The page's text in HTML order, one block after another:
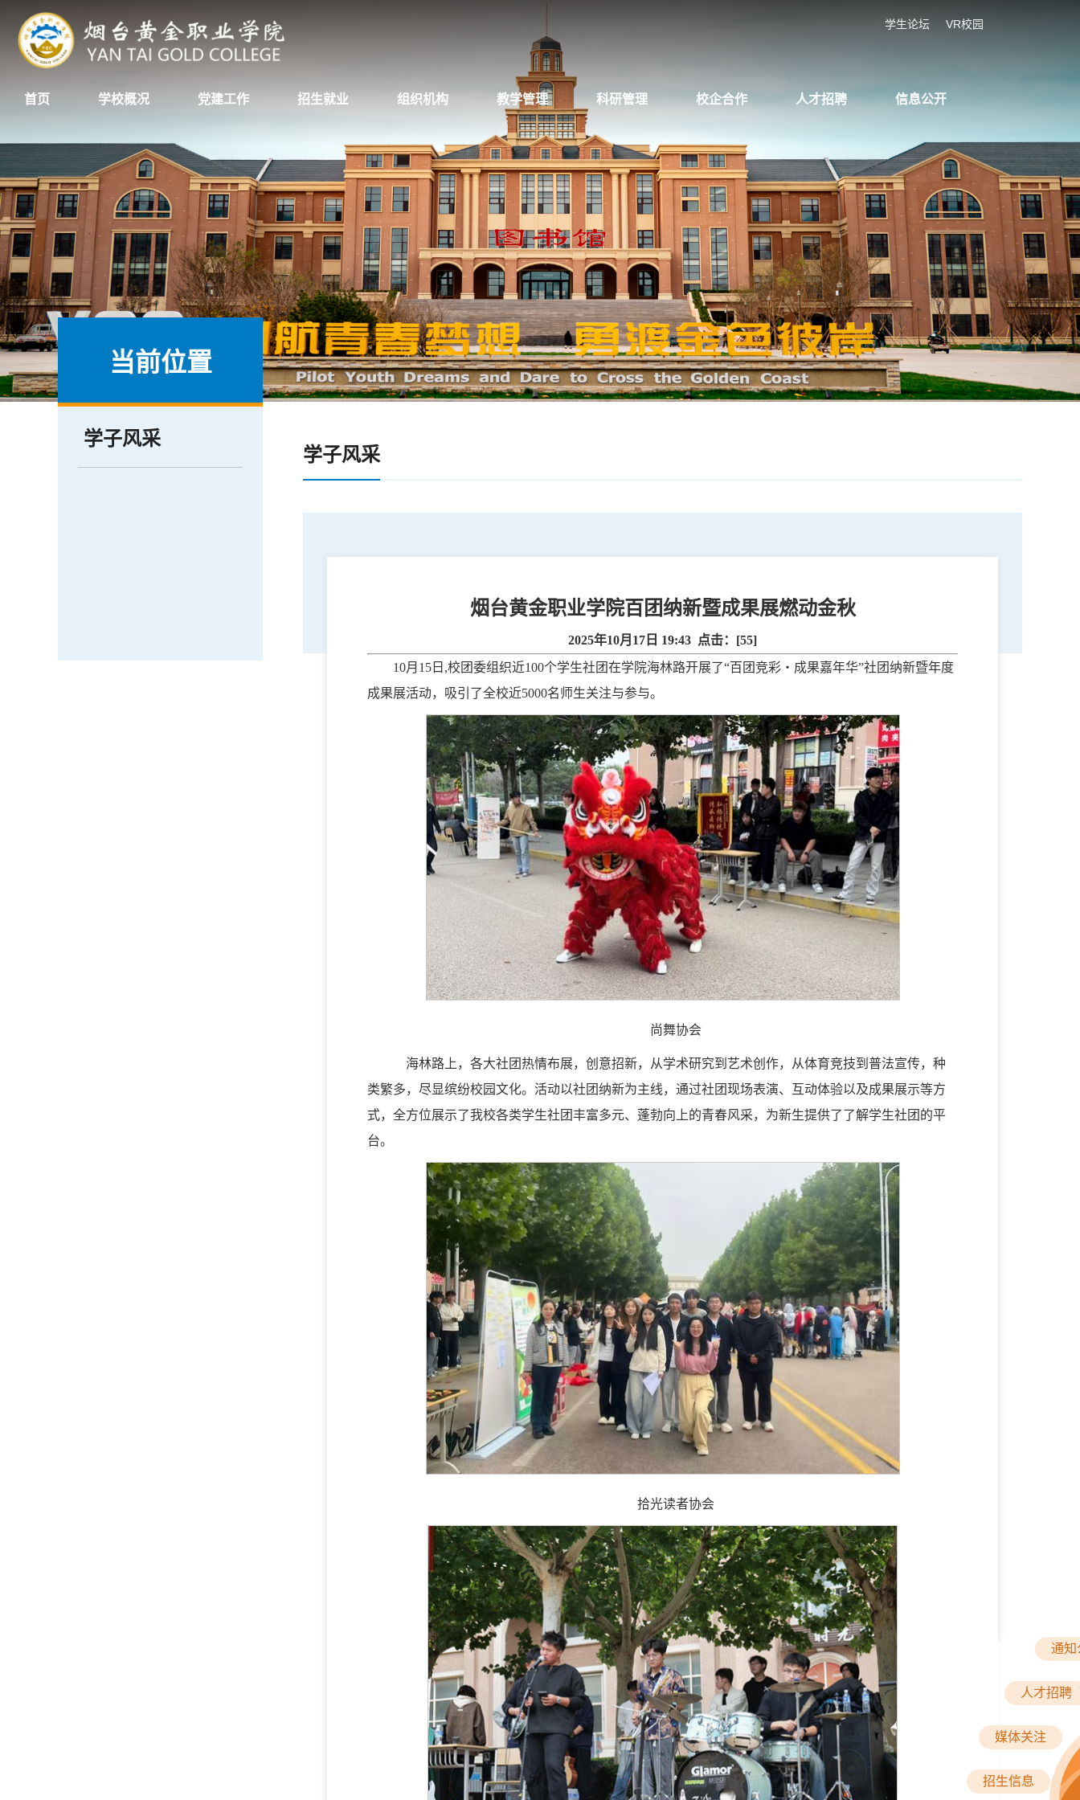
学生论坛 VR校园
首页 学校概况 党建工作 招生就业 组织机构 教学管理 科研管理 校企合作 人才招聘 信息公开
当前位置
学子风采
学子风采
烟台黄金职业学院百团纳新暨成果展燃动金秋
2025年10月17日 19:43 点击：[55]
10月15日,校团委组织近100个学生社团在学院海林路开展了“百团竞彩・成果嘉年华”社团纳新暨年度
成果展活动，吸引了全校近5000名师生关注与参与。
尚舞协会
海林路上，各大社团热情布展，创意招新，从学术研究到艺术创作，从体育竞技到普法宣传，种
类繁多，尽显缤纷校园文化。活动以社团纳新为主线，通过社团现场表演、互动体验以及成果展示等方
式，全方位展示了我校各类学生社团丰富多元、蓬勃向上的青春风采，为新生提供了了解学生社团的平
台。
拾光读者协会
通知
人才招聘
媒体关注
招生信息